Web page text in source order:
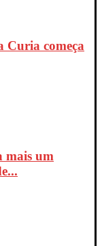
Curia começa
mais um